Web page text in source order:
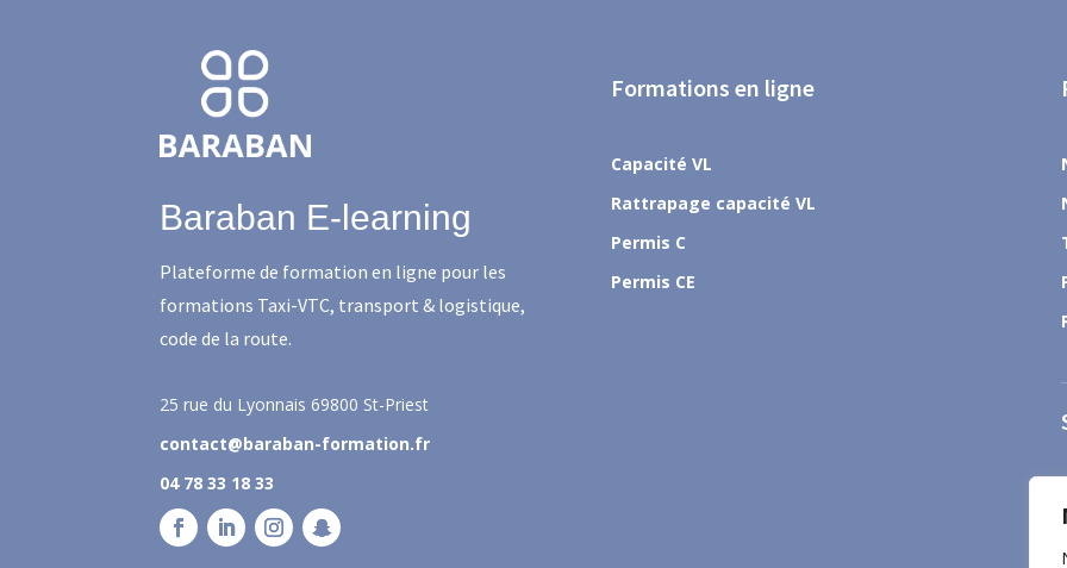
Baraban E-learning
Plateforme de formation en ligne pour les
formations Taxi-VTC, transport & logistique,
code de la route.
25 rue du Lyonnais 69800 St-Priest
contact@baraban-formation.fr
04 78 33 18 33
Formations en ligne
Capacité VL
Rattrapage capacité VL
Permis C
Permis CE